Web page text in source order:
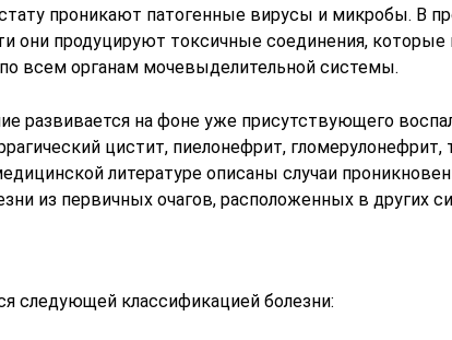
проникают патогенные вирусы и микробы. В
они продуцируют токсичные соединения, которые
всем органам мочевыделительной системы.
развивается на фоне уже присутствующего
цистит, пиелонефрит, гломерулонефрит,
литературе описаны случаи
из первичных очагов, расположенных в других
следующей классификацией болезни: